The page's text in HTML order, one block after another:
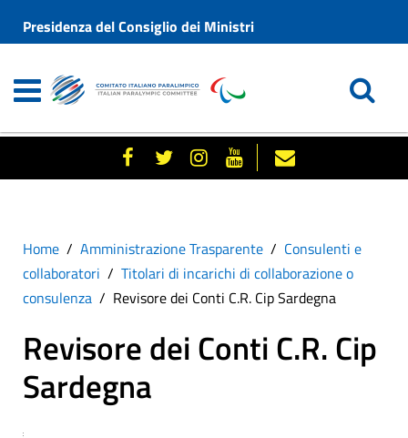
Presidenza del Consiglio dei Ministri
Home Amministrazione Trasparente
Consulenti e
collaboratori
Titolari di incarichi di collaborazione o
consulenza
Revisore dei Conti C.R. Cip Sardegna
Revisore dei Conti C.R. Cip
Sardegna